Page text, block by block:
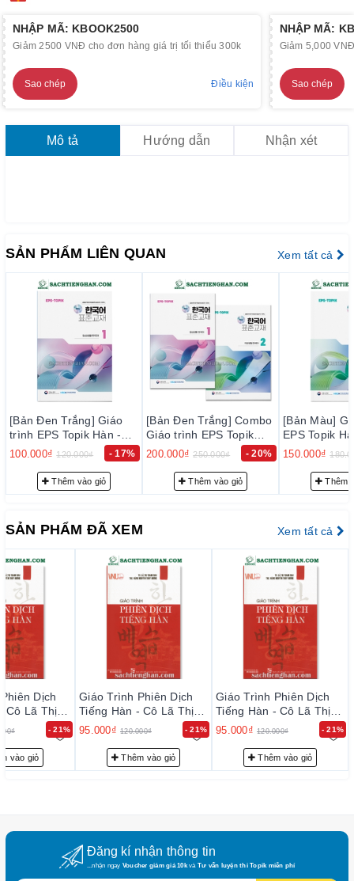
NHẬP MÃ: KBOOK2500
Giảm 2500 VNĐ cho đơn hàng giá trị tối thiểu 300k
Sao chép Điều kiện
NHẬP MÃ:
Giảm 5,000
Sao chép
Mô tả Hướng dẫn Nhận xét
SẢN PHẨM LIÊN QUAN Xem tất cả
[Bản Đen Trắng] Combo
Giáo trình EPS Topik
Hàn - Anh Bản Mới 2024
NEW 한국어 표준교재
1+2 (일상생활 한국어)
200.000₫ 250.000₫ - 20%
Thêm vào giỏ
[Bản Màu] Giáo trình
EPS Topik Hàn - Anh
Bản Mới 2024 Tập 2 -
EPS-Topik NEW 한국어
표준교재 2 (일상생활 한
국어)
150.000₫ 180.000₫ - 17%
Thêm vào giỏ
[Bản Màu]
EPS Topik
Bản Mới
표준교재 1 (
국어)
150.000₫
Thêm
SẢN PHẨM ĐÃ XEM Xem tất cả
- 21%
Dịch
Cô Lã Thị
vào giỏ
- 21%
Giáo Trình Phiên Dịch
Tiếng Hàn - Cô Lã Thị
Thanh Mai
95.000₫ 120.000₫
Thêm vào giỏ
- 21%
Giáo Trình Phiên Dịch
Tiếng Hàn - Cô Lã Thị
Thanh Mai
95.000₫ 120.000₫
Thêm vào giỏ
Đăng kí nhận thông tin
...nhận ngay Voucher giảm giá 10kvà Tư vấn luyện thi Topik miễn phí